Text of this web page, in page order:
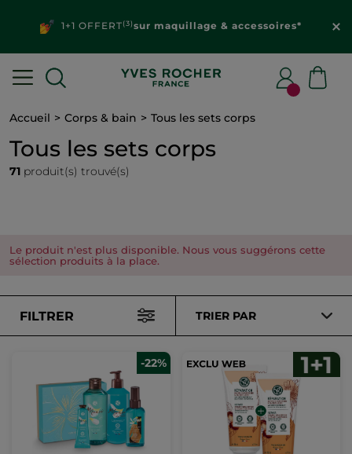
Découvrez vosoffres personnalisées dans votre
espace client
Accueil Corps & bain Tous les sets corps
Tous les sets corps
71 produit(s) trouvé(s)
Le produit n'est plus disponible. Nous vous suggérons cette
sélection produits à la place.
FILTRER TRIER PAR
-22%